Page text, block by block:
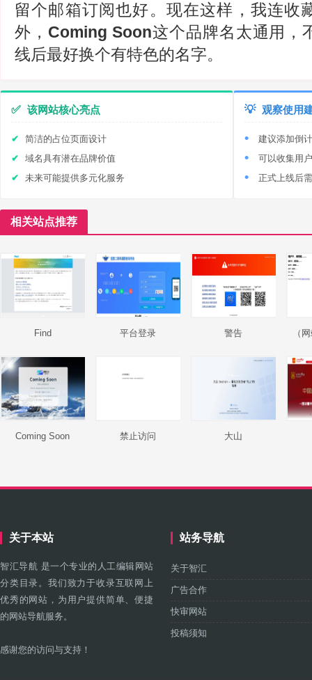
留个邮箱订阅也好。现在这样，我连收
外， Coming Soon这个品牌名太通用，
线后最好换个有特色的名字。
✅ 该网站核心亮点
简洁的占位页面设计
域名具有潜在品牌价值
未来可能提供多元化服务
💡 观察使用
建议添加倒
可以收集用
正式上线后
相关站点推荐
Find 平台登录 警告 （
Coming Soon 禁止访问 大山
关于本站
智汇导航 是一个专业的人工编辑网站
分类目录。我们致力于收录互联网上
优秀的网站，为用户提供简单、便捷
的网站导航服务。
感谢您的访问与支持！
站务导航
关于智汇
广告合作
快审网站
投稿须知